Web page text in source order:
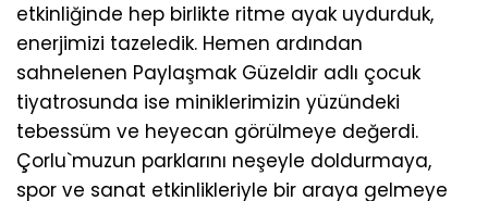
etkinliğinde hep birlikte ritme ayak uydurduk,
enerjimizi tazeledik. Hemen ardından
sahnelenen Paylaşmak Güzeldir adlı çocuk
tiyatrosunda ise miniklerimizin yüzündeki
tebessüm ve heyecan görülmeye değerdi.
Çorlu`muzun parklarını neşeyle doldurmaya,
spor ve sanat etkinlikleriyle bir araya gelmeye